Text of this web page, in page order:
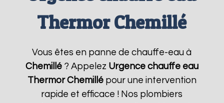
Thermor Chemillé
Vous êtes en panne de chauffe-eau à
Chemillé? Appelez Urgence chauffe eau
Thermor Chemillépour une intervention
rapide et efficace ! Nos plombiers